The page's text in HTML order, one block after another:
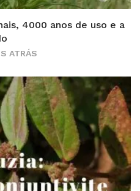
4000 anos de uso e a
ATRÁS